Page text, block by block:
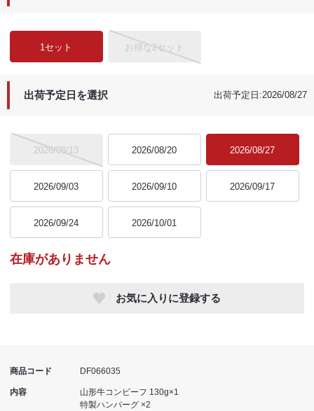
1セット お得な2セット
出荷予定日を選択 出荷予定日:2026/08/27
2026/08/13 2026/08/20 2026/08/27
2026/09/03 2026/09/10 2026/09/17
2026/09/24 2026/10/01
お気に入りに登録する
在庫がありません
商品コード DF066035
内容
山形牛コンビーフ 130g×1
特製ハンバーグ ×2